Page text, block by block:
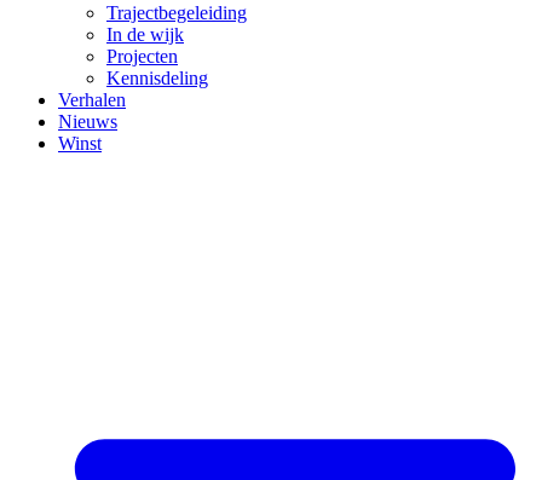
Trajectbegeleiding
In de wijk
Projecten
Kennisdeling
Verhalen
Nieuws
Winst